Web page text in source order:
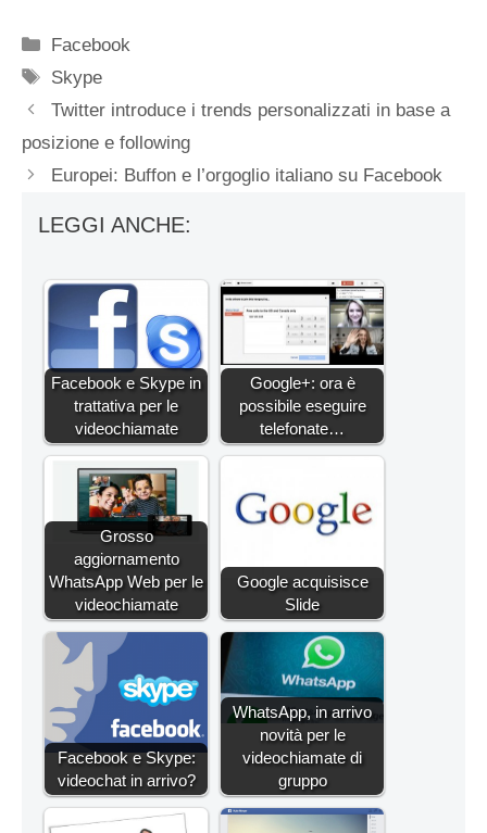
Categorie
Facebook
Tag
Skype
Twitter introduce i trends personalizzati in base a
posizione e following
Europei: Buffon e l’orgoglio italiano su Facebook
LEGGI ANCHE:
Facebook e Skype in
trattativa per le
videochiamate
Google+: ora è
possibile eseguire
telefonate…
Grosso
aggiornamento
WhatsApp Web per le
videochiamate
Google acquisisce
Slide
Facebook e Skype:
videochat in arrivo?
WhatsApp, in arrivo
novità per le
videochiamate di
gruppo